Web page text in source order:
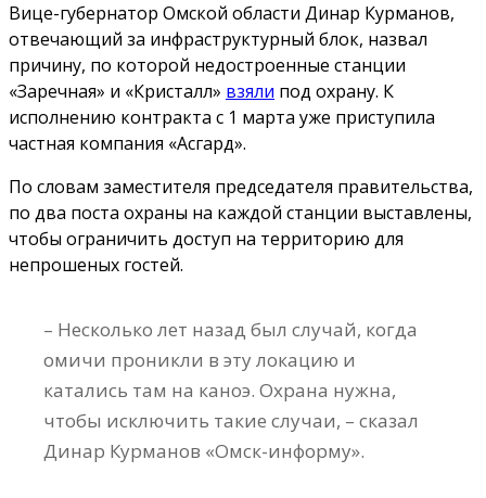
Вице-губернатор Омской области Динар Курманов,
отвечающий за инфраструктурный блок, назвал
причину, по которой недостроенные станции
«Заречная» и «Кристалл» взяли под охрану. К
исполнению контракта с 1 марта уже приступила
частная компания «Асгард».
По словам заместителя председателя правительства,
по два поста охраны на каждой станции выставлены,
чтобы ограничить доступ на территорию для
непрошеных гостей.
– Несколько лет назад был случай, когда
омичи проникли в эту локацию и
катались там на каноэ. Охрана нужна,
чтобы исключить такие случаи, – сказал
Динар Курманов «Омск-информу».